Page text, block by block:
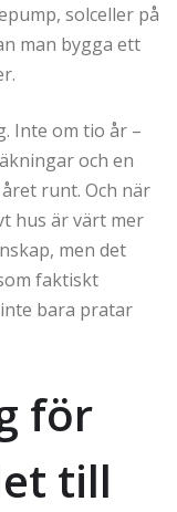
solceller på
man bygga ett
Inte om tio år –
och en
runt. Och när
hus är värt mer
men det
faktiskt
bara pratar
för
till